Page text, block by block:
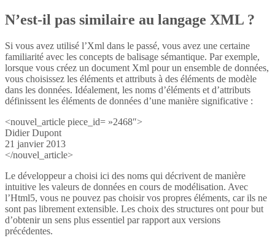
N’est-il pas similaire au langage XML ?
Si vous avez utilisé l’Xml dans le passé, vous avez une certaine
familiarité avec les concepts de balisage sémantique. Par exemple,
lorsque vous créez un document Xml pour un ensemble de données,
vous choisissez les éléments et attributs à des éléments de modèle
dans les données. Idéalement, les noms d’éléments et d’attributs
définissent les éléments de données d’une manière significative :
<nouvel_article piece_id= »2468″>
Didier Dupont
21 janvier 2013
</nouvel_article>
Le développeur a choisi ici des noms qui décrivent de manière
intuitive les valeurs de données en cours de modélisation. Avec
l’Html5, vous ne pouvez pas choisir vos propres éléments, car ils ne
sont pas librement extensible. Les choix des structures ont pour but
d’obtenir un sens plus essentiel par rapport aux versions
précédentes.